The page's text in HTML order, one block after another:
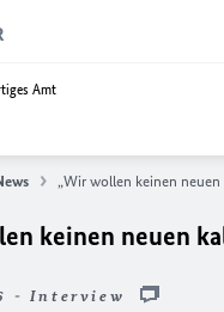
Amt
„Wir wollen keinen neuen
keinen neuen
- Interview